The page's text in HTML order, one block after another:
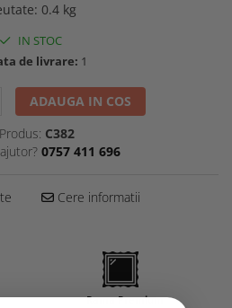
: 0.4 kg
IN STOC
de livrare: 1
ADAUGA IN COS
C382
0757 411 696
Cere informatii
Rama Premium